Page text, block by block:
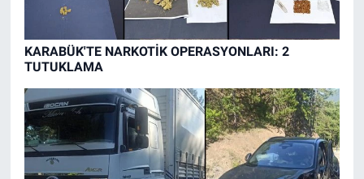
KARABÜK'TE NARKOTİK OPERASYONLARI: 2
TUTUKLAMA